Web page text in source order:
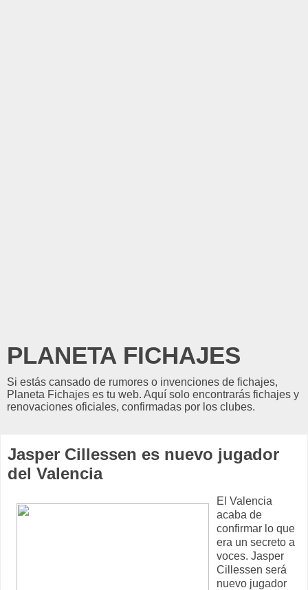
PLANETA FICHAJES
Si estás cansado de rumores o invenciones de fichajes,
Planeta Fichajes es tu web. Aquí solo encontrarás fichajes y
renovaciones oficiales, confirmadas por los clubes.
Jasper Cillessen es nuevo jugador
del Valencia
El Valencia
acaba de
confirmar lo que
era un secreto a
voces. Jasper
Cillessen será
nuevo jugador